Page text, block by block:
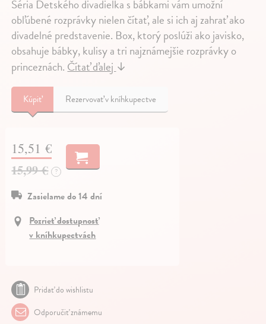
Séria Detského divadielka s bábkami vám umožní
obľúbené rozprávky nielen čítať, ale si ich aj zahrať ako
divadelné predstavenie. Box, ktorý poslúži ako javisko,
obsahuje bábky, kulisy a tri najznámejšie rozprávky o
princeznách.Čítať ďalej↓
Kúpiť Rezervovať v kníhkupectve
15,51 €
15,99 € ?
Zasielame do 14 dní
Pozrieť dostupnosť
v kníhkupectvách
Pridať do wishlistu
Odporučiť známemu